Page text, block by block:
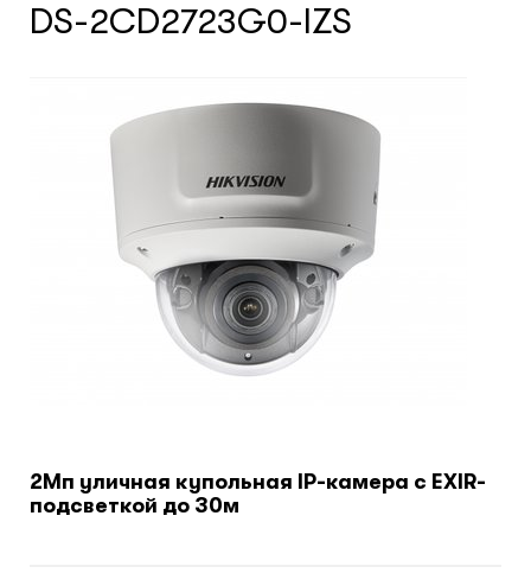
Защита товара на стеллажах
Системы фонового озвучивания
помещений
Системы контроля и управления
доступом
Сетевое оборудование
Защитные сейферы и боксы
Климатический шкафы
DS-2CD2723G0-IZS
2Мп уличная купольная IP-камера с EXIR-
подсветкой до 30м